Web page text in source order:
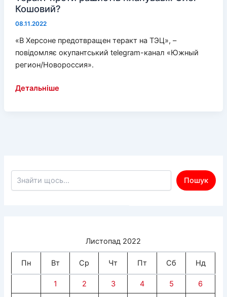
Кошовий?
08.11.2022
«В Херсоне предотвращен теракт на ТЭЦ», –
повідомляє окупантський telegram-канал «Южный
регион/Новороссия».
Теракт
Детальніше
Пошук по сайту
Пошук
Листопад 2022
Пн Вт Ср Чт Пт Сб Нд
1 2 3 4 5 6